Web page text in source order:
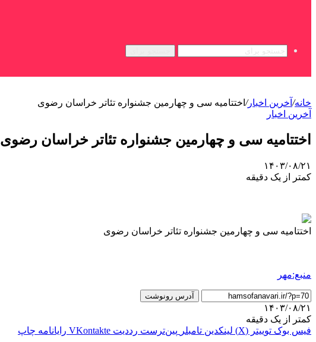
خانه/ آخرین اخبار/ اختتامیه سی و چهارمین جشنواره تئاتر خراسان رضوی
آخرین اخبار
اختتامیه سی و چهارمین جشنواره تئاتر خراسان رضوی
۱۴۰۳/۰۸/۲۱
کمتر از یک دقیقه
اختتامیه سی و چهارمین جشنواره تئاتر خراسان رضوی
منبع:مهر
آدرس رونوشت
۱۴۰۳/۰۸/۲۱
کمتر از یک دقیقه
فیس بوک توییتر (X) لینکدین ‫تامبلر ‫پین‌ترست ‫رددیت ‫VKontakte رایانامه چاپ